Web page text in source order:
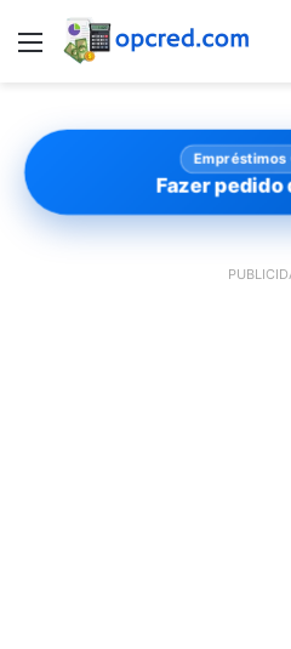
Menu
Empréstimos
Fazer pedido